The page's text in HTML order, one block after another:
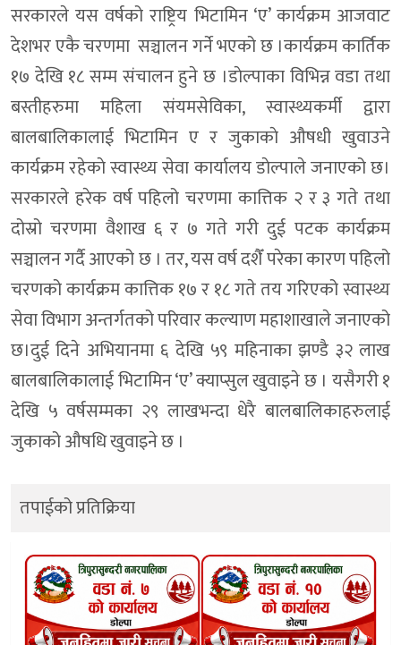
सरकारले यस वर्षको राष्ट्रिय भिटामिन ‘ए’ कार्यक्रम आजवाट
देशभर एकै चरणमा सञ्चालन गर्ने भएको छ ।कार्यक्रम कार्तिक
१७ देखि १८ सम्म संचालन हुने छ ।डाेल्पाका विभिन्न वडा तथा
बस्तीहरुमा महिला संयमसेविका, स्वास्थ्यकर्मी द्वारा
बालबालिकालाई भिटामिन ए र जुकाकाे औषधी खुवाउने
कार्यक्रम रहेकाे स्वास्थ्य सेवा कार्यालय डाेल्पाले जनाएको छ।
सरकारले हरेक वर्ष पहिलो चरणमा कात्तिक २ र ३ गते तथा
दोस्रो चरणमा वैशाख ६ र ७ गते गरी दुई पटक कार्यक्रम
सञ्चालन गर्दै आएको छ । तर, यस वर्ष दशैँ परेका कारण पहिलो
चरणको कार्यक्रम कात्तिक १७ र १८ गते तय गरिएको स्वास्थ्य
सेवा विभाग अन्तर्गतको परिवार कल्याण महाशाखाले जनाएको
छ।दुई दिने अभियानमा ६ देखि ५९ महिनाका झण्डै ३२ लाख
बालबालिकालाई भिटामिन ‘ए’ क्याप्सुल खुवाइने छ । यसैगरी १
देखि ५ वर्षसम्मका २९ लाखभन्दा धेरै बालबालिकाहरुलाई
जुकाको औषधि खुवाइने छ ।
तपाईको प्रतिक्रिया